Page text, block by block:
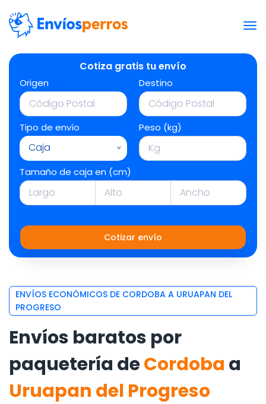
Cotiza gratis tu envío
Origen Destino
Tipo de envío
Caja
Peso (kg)
Tamaño de caja en (cm)
Cotizar envío
ENVÍOS ECONÓMICOS DE CORDOBA A URUAPAN DEL
PROGRESO
Envíos baratos por
paquetería deCordoba a
Uruapan del Progreso